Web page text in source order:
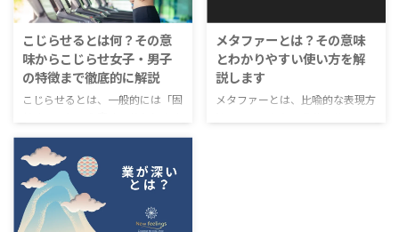
では、メルカリ専用ページの最適
な作成方法と注意点について詳し
く解説します。安全な取引を行う
ために、ぜひこのガイドを参考に
してください。 メルカリ専用ペ
ージの概要 メルカリ専用ページ
り置き」のためのページです。専
用ページを作成することで、他の
ユーザーからの購入を防ぐことが
...
くことも欠かせません。さらに、
リーダーシップを発揮し、周囲の
人々を尊重しながらも自らの意見
を主張することも求められます。
求心力を持つことは、仕事や人間
こじらせるとは何？その意
味からこじらせ女子・男子
の特徴まで徹底的に解説
こじらせるとは、一般的には「固
が、こじらせ女子・男子とはどの
ような特徴を持つのでしょうか？
こじらせる原因や典型的な行動パ
ターンについても解説します。ま
た、こじらせることで生じる悩み
や影響にも触れ、その対処法につ
メタファーとは？その意味
とわかりやすい使い方を解
説します
メタファーとは、比喩的な表現方